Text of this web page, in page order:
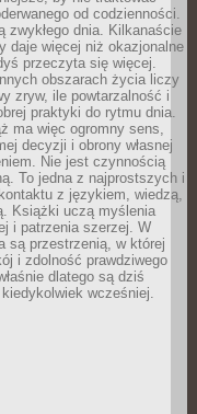
od codzienności.
zwykłego dnia. Kilkanaście
daje więcej niż okazjonalne
przeczyta się więcej.
obszarach życia liczy
zryw, ile powtarzalność i
praktyki do rytmu dnia.
ma więc ogromny sens,
decyzji i obrony własnej
Nie jest czynnością
To jedna z najprostszych i
z językiem, wiedzą,
Książki uczą myślenia
i patrzenia szerzej. W
są przestrzenią, w której
i zdolność prawdziwego
dlatego są dziś
wcześniej.